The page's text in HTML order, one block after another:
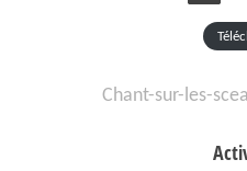
Chant-sur-les-